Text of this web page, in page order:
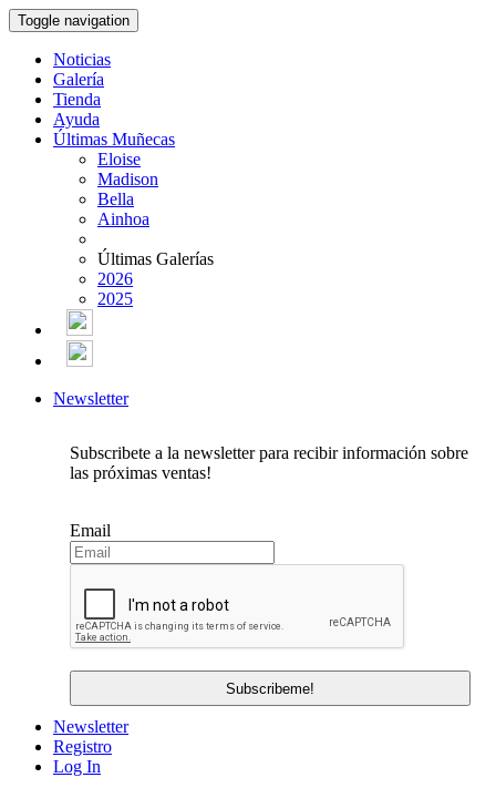
Toggle navigation
Noticias
Galería
Tienda
Ayuda
Últimas Muñecas
Eloise
Madison
Bella
Ainhoa
Últimas Galerías
2026
2025
Newsletter
Subscribete a la newsletter para recibir información sobre
las próximas ventas!
Email
Newsletter
Registro
Log In